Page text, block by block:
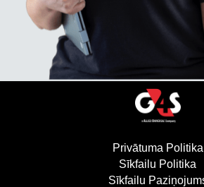
Privātuma Politika
Sīkfailu Politika
Sīkfailu